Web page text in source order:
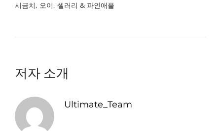
시금치, 오이, 셀러리 & 파인애플
저자 소개
Ultimate_Team